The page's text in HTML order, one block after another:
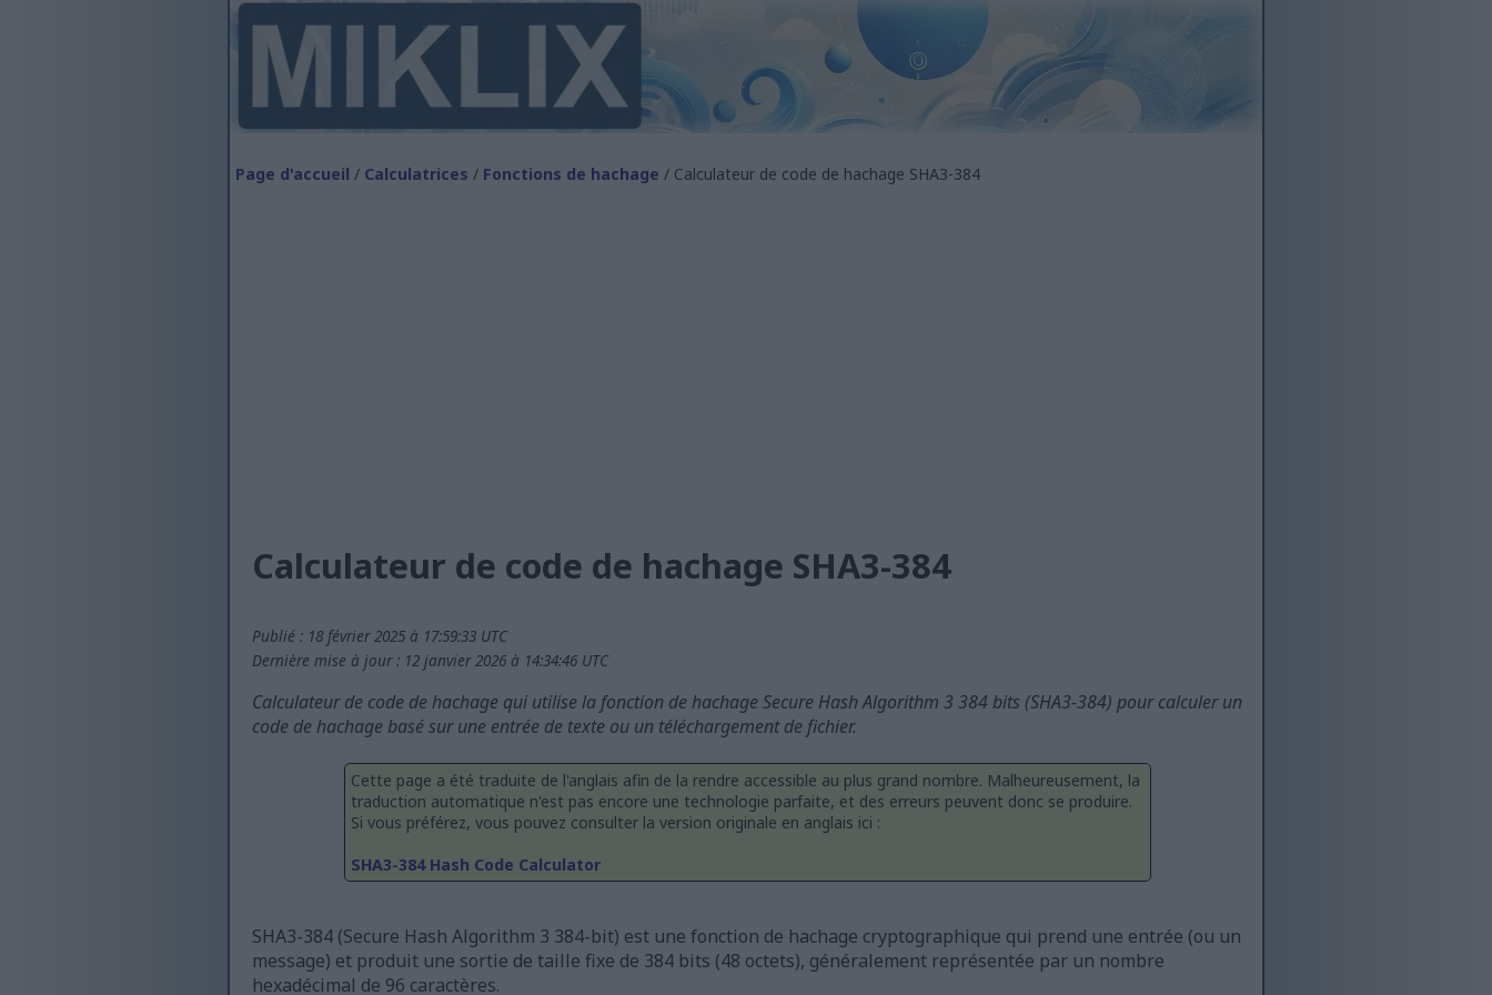
Page d'accueil / Calculatrices / Fonctions de hachage / Calculateur de code de hachage SHA3-384
Calculateur de code de hachage SHA3-384
Publié : 18 février 2025 à 17:59:33 UTC
Dernière mise à jour : 12 janvier 2026 à 14:34:46 UTC
Calculateur de code de hachage qui utilise la fonction de hachage Secure Hash Algorithm 3 384 bits (SHA3-384) pour calculer un
code de hachage basé sur une entrée de texte ou un téléchargement de fichier.
Cette page a été traduite de l'anglais afin de la rendre accessible au plus grand nombre. Malheureusement, la
traduction automatique n'est pas encore une technologie parfaite, et des erreurs peuvent donc se produire.
Si vous préférez, vous pouvez consulter la version originale en anglais ici :
SHA3-384 Hash Code Calculator
SHA3-384 (Secure Hash Algorithm 3 384-bit) est une fonction de hachage cryptographique qui prend une entrée (ou un
message) et produit une sortie de taille fixe de 384 bits (48 octets), généralement représentée par un nombre
hexadécimal de 96 caractères.